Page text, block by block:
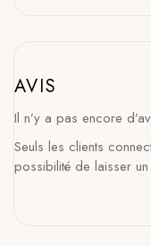
AVIS
Il n’y a pas encore
Seuls les clients
possibilité de laisser